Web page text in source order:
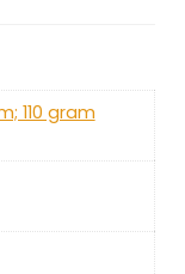
110 gram